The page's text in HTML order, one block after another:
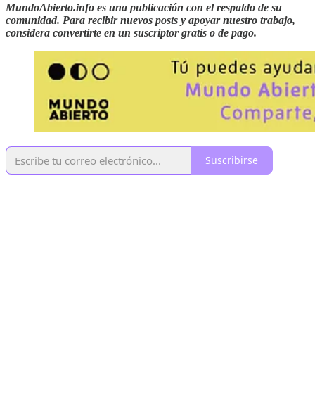
MundoAbierto.info es una publicación con el respaldo de su
comunidad. Para recibir nuevos posts y apoyar nuestro trabajo,
considera convertirte en un suscriptor gratis o de pago.
Suscribirse